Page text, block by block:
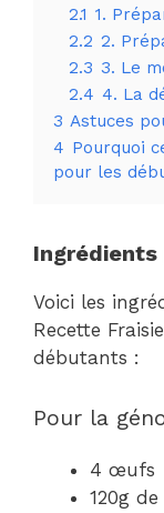
2.1 1.
2.2 2.
2.3 3. Le
2.4 4. La
3 Astuces
4 Pourquoi
pour les
Ingrédients
Voici les
Recette
débutants :
Pour la
4 œufs
120g